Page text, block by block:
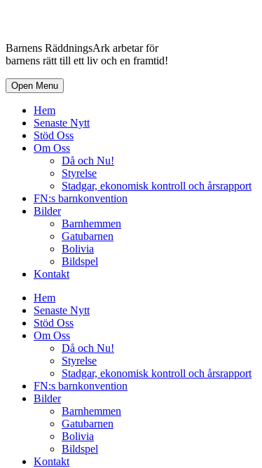
Barnens RäddningsArk arbetar för
barnens rätt till ett liv och en framtid!
Open Menu
Hem
Senaste Nytt
Stöd Oss
Om Oss
Då och Nu!
Styrelse
Stadgar, ekonomisk kontroll och årsrapport
FN:s barnkonvention
Bilder
Barnhemmen
Gatubarnen
Bolivia
Bildspel
Kontakt
Hem
Senaste Nytt
Stöd Oss
Om Oss
Då och Nu!
Styrelse
Stadgar, ekonomisk kontroll och årsrapport
FN:s barnkonvention
Bilder
Barnhemmen
Gatubarnen
Bolivia
Bildspel
Kontakt